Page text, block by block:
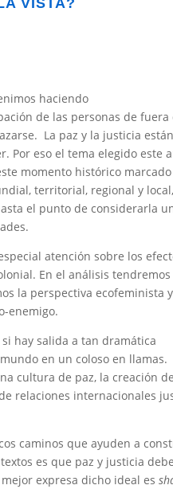
VISTA?
haciendo
de las personas de fuera
La paz y la justicia están
Por eso el tema elegido este
momento histórico
territorial, regional y local,
el punto de considerarla
atención sobre los
En el análisis tendremos
la perspectiva ecofeminista y
enemigo.
hay salida a tan dramática
en un coloso en llamas.
cultura de paz, la creación
relaciones internacionales
caminos que ayuden a
es que paz y justicia
mejor expresa dicho ideal es